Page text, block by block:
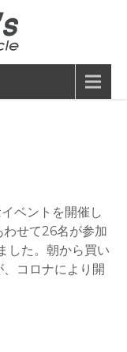
ベントを開催し
わせて26名が参加
した。朝から買い
コロナにより開